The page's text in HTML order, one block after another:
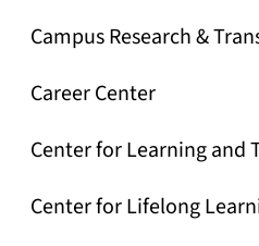
Campus Research &
Career Center
Center for Learning and
Center for Lifelong